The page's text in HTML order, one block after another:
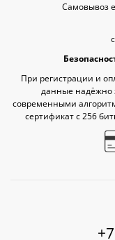
Самовывоз
При регистрации и
данные
современными
сертификат c 256